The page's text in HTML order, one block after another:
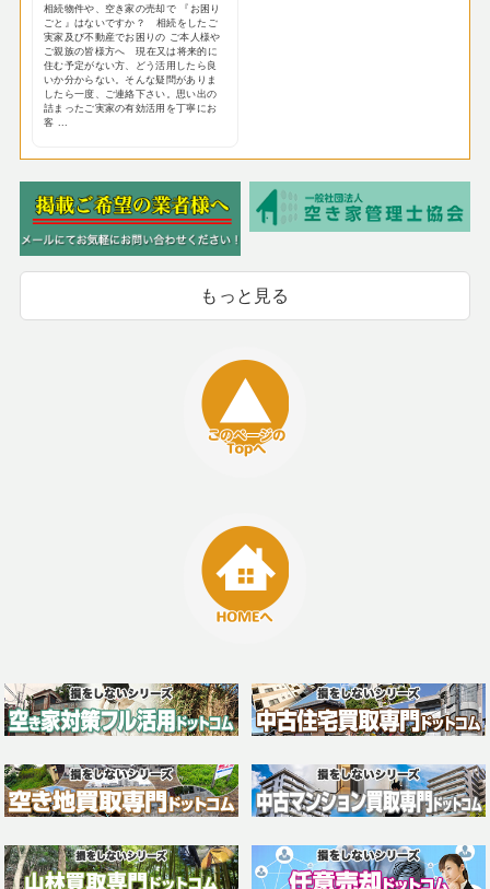
相続物件や、空き家の売却で 『お困り
ごと』はないですか？ 相続をしたご
実家及び不動産でお困りの ご本人様や
ご親族の皆様方へ 現在又は将来的に
住む予定がない方、どう活用したら良
いか分からない。そんな疑問がありま
したら一度、ご連絡下さい。思い出の
詰まったご実家の有効活用を丁寧にお
客 ...
もっと見る